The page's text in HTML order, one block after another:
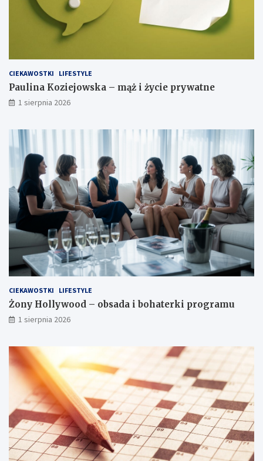
CIEKAWOSTKI LIFESTYLE
Paulina Koziejowska – mąż i życie prywatne
1 sierpnia 2026
CIEKAWOSTKI LIFESTYLE
Żony Hollywood – obsada i bohaterki programu
1 sierpnia 2026